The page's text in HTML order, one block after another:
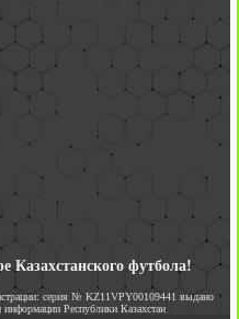
футбола!
серия № KZ11VPY00109441 выдано
Республики Казахстан.